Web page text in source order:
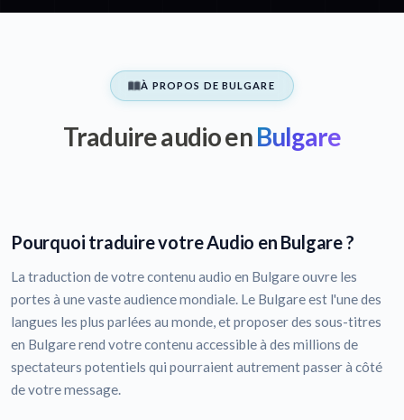
À PROPOS DE BULGARE
Traduire audio enBulgare
Pourquoi traduire votre Audio en Bulgare ?
La traduction de votre contenu audio en Bulgare ouvre les
portes à une vaste audience mondiale. Le Bulgare est l'une des
langues les plus parlées au monde, et proposer des sous-titres
en Bulgare rend votre contenu accessible à des millions de
spectateurs potentiels qui pourraient autrement passer à côté
de votre message.